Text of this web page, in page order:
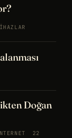
Doğan
22